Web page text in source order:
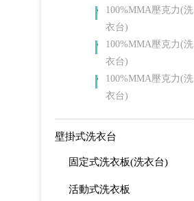
100%MMA壓克力(洗
衣台)
100%MMA壓克力(洗
衣台)
100%MMA壓克力(洗
衣台)
壁掛式洗衣台
固定式洗衣板(洗衣台)
活動式洗衣板